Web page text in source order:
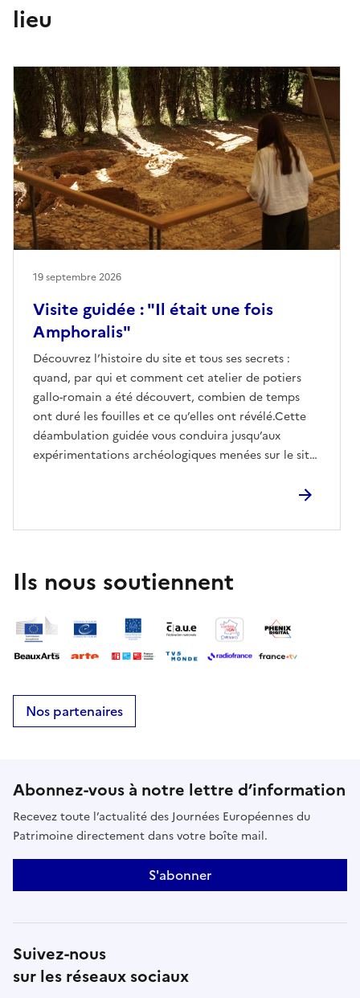
lieu
Visite guidée : "Il était une fois
Amphoralis"
Découvrez l’histoire du site et tous ses secrets :
quand, par qui et comment cet atelier de potiers
gallo-romain a été découvert, combien de temps
ont duré les fouilles et ce qu’elles ont révélé.Cette
déambulation guidée vous conduira jusqu’aux
expérimentations archéologiques menées sur le site,
19 septembre 2026
Ils nous soutiennent
Nos partenaires
Abonnez-vous à notre lettre d’information
Recevez toute l’actualité des Journées Européennes du
Patrimoine directement dans votre boîte mail.
S'abonner
Suivez-nous
sur les réseaux sociaux